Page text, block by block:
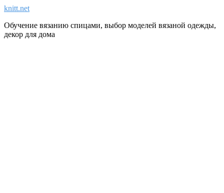
knitt.net
Обучение вязанию спицами, выбор моделей вязаной одежды,
декор для дома